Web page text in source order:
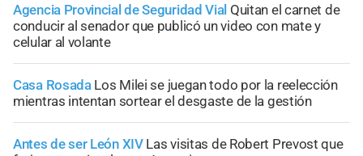
Agencia Provincial de Seguridad Vial Quitan el carnet de
conducir al senador que publicó un video con mate y
celular al volante
Casa Rosada Los Milei se juegan todo por la reelección
mientras intentan sortear el desgaste de la gestión
Antes de ser León XIV Las visitas de Robert Prevost que